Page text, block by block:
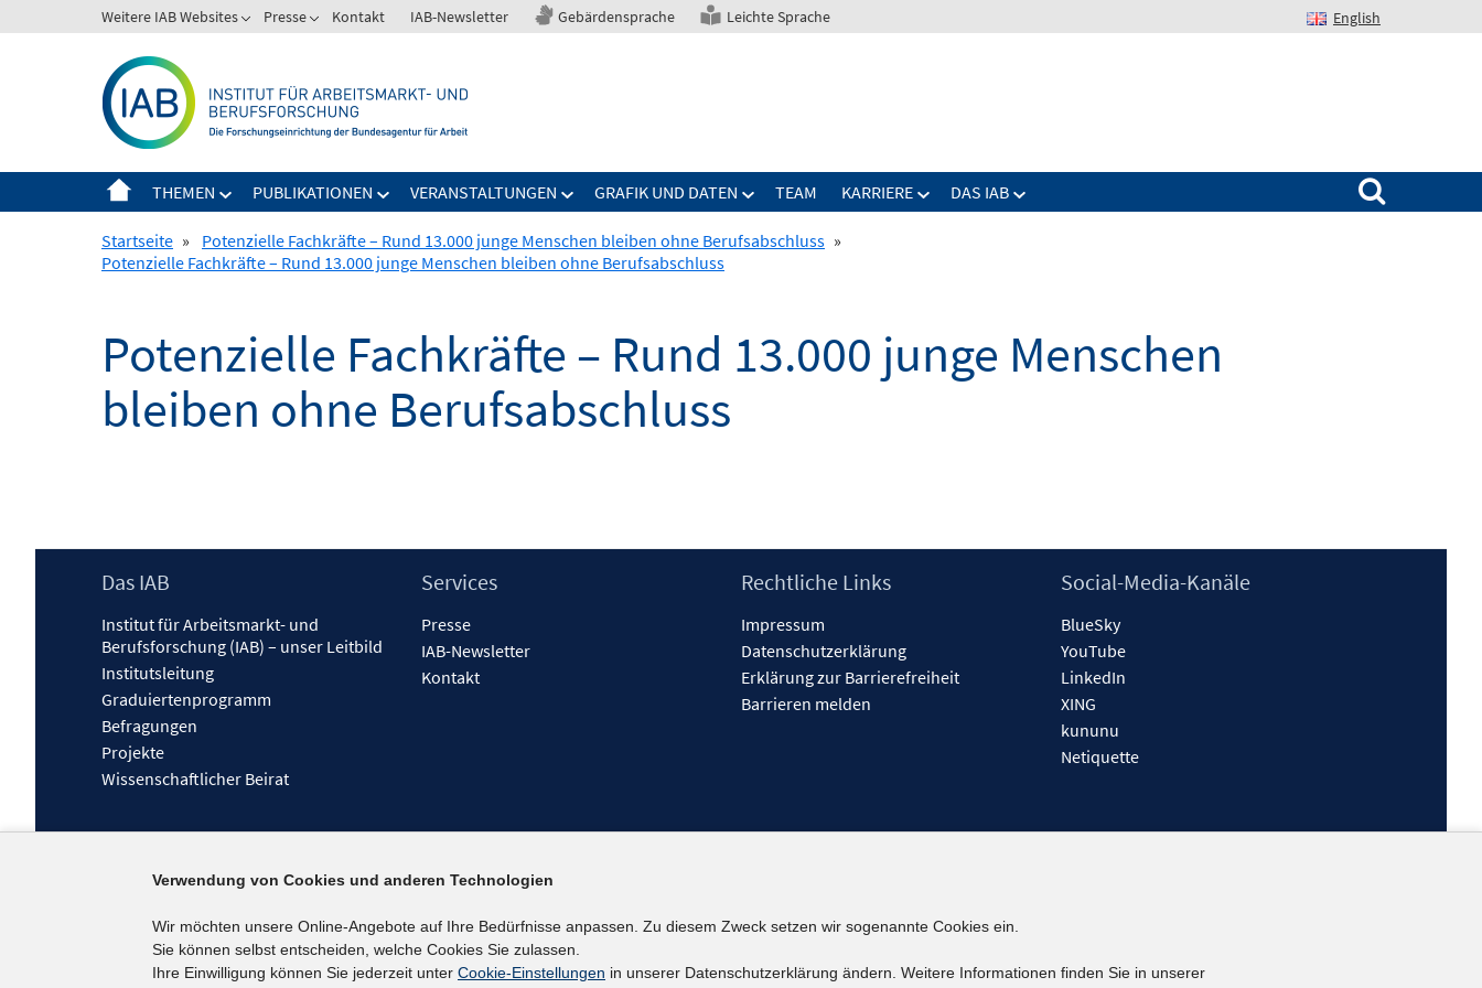
zum
Weitere IAB Websites Presse Kontakt IAB-Newsletter Gebärdensprache Leichte Sprache English
THEMEN PUBLIKATIONEN VERANSTALTUNGEN GRAFIK UND DATEN TEAM KARRIERE DAS IAB
Suchen nach:
Startseite » Potenzielle Fachkräfte – Rund 13.000 junge Menschen bleiben ohne Berufsabschluss »
Potenzielle Fachkräfte – Rund 13.000 junge Menschen bleiben ohne Berufsabschluss
Potenzielle Fachkräfte – Rund 13.000 junge Menschen
bleiben ohne Berufsabschluss
Footer
Das IAB
Institut für Arbeitsmarkt- und
Berufsforschung (IAB) – unser Leitbild
Institutsleitung
Graduiertenprogramm
Befragungen
Projekte
Wissenschaftlicher Beirat
Services
Presse
IAB-Newsletter
Kontakt
Rechtliche Links
Impressum
Datenschutzerklärung
Erklärung zur Barrierefreiheit
Barrieren melden
Social-Media-Kanäle
BlueSky
YouTube
LinkedIn
XING
kununu
Netiquette
Verwendung von Cookies und anderen Technologien
Wir möchten unsere Online-Angebote auf Ihre Bedürfnisse anpassen. Zu diesem Zweck setzen wir sogenannte Cookies ein.
Sie können selbst entscheiden, welche Cookies Sie zulassen.
Ihre Einwilligung können Sie jederzeit unter Cookie-Einstellungen in unserer Datenschutzerklärung ändern. Weitere Informationen finden Sie in unserer